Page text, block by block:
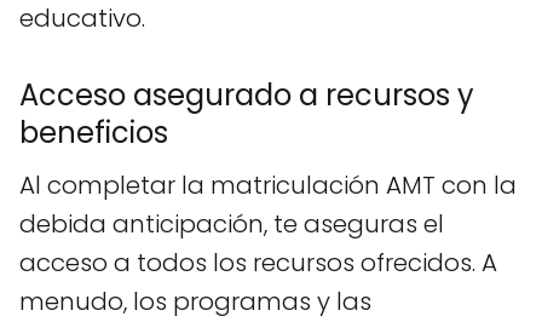
educativo.
Acceso asegurado a recursos y
beneficios
Al completar la matriculación AMT con la
debida anticipación, te aseguras el
acceso a todos los recursos ofrecidos. A
menudo, los programas y las